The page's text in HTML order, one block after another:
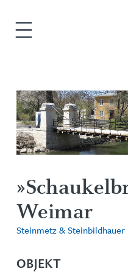
Weimar
Steinmetz & Steinbildhauer
OBJEKT